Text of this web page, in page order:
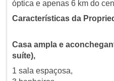
óptica e apenas 6 km do
Características da
Casa ampla e
suíte),
1 sala espaçosa,